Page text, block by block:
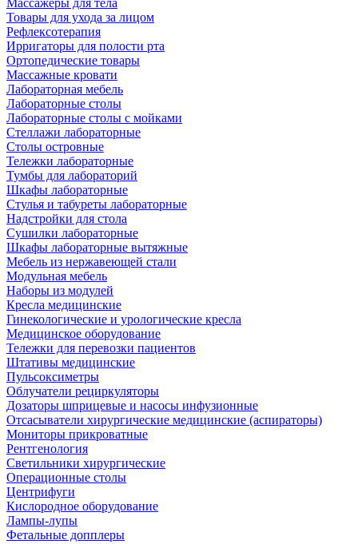
Массажеры для тела
Товары для ухода за лицом
Рефлексотерапия
Ирригаторы для полости рта
Ортопедические товары
Массажные кровати
Лабораторная мебель
Лабораторные столы
Лабораторные столы с мойками
Стеллажи лабораторные
Столы островные
Тележки лабораторные
Тумбы для лабораторий
Шкафы лабораторные
Стулья и табуреты лабораторные
Надстройки для стола
Сушилки лабораторные
Шкафы лабораторные вытяжные
Мебель из нержавеющей стали
Модульная мебель
Наборы из модулей
Кресла медицинские
Гинекологические и урологические кресла
Медицинское оборудование
Тележки для перевозки пациентов
Штативы медицинские
Пульсоксиметры
Облучатели рециркуляторы
Дозаторы шприцевые и насосы инфузионные
Отсасыватели хирургические медицинские (аспираторы)
Мониторы прикроватные
Рентгенология
Светильники хирургические
Операционные столы
Центрифуги
Кислородное оборудование
Лампы-лупы
Фетальные допплеры